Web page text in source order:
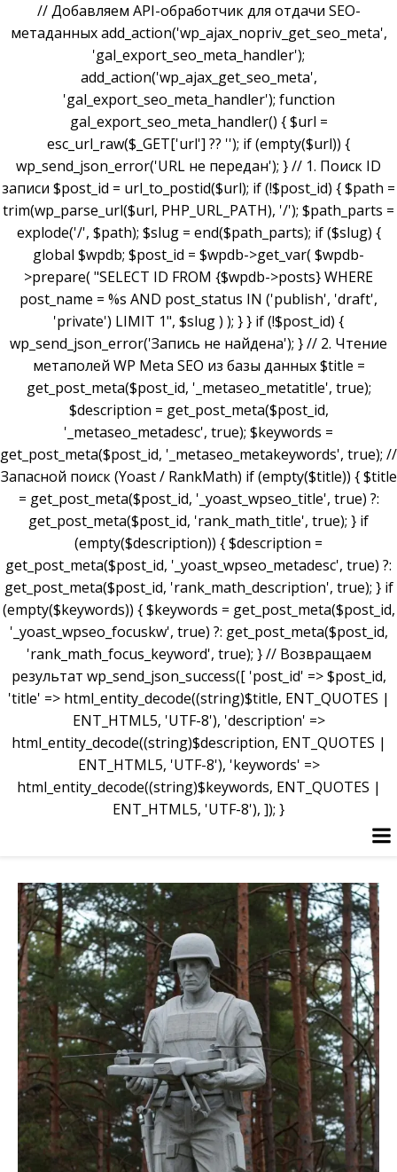
// Добавляем API-обработчик для отдачи SEO-
метаданных add_action('wp_ajax_nopriv_get_seo_meta',
'gal_export_seo_meta_handler');
add_action('wp_ajax_get_seo_meta',
'gal_export_seo_meta_handler'); function
gal_export_seo_meta_handler() { $url =
esc_url_raw($_GET['url'] ?? ''); if (empty($url)) {
wp_send_json_error('URL не передан'); } // 1. Поиск ID
записи $post_id = url_to_postid($url); if (!$post_id) { $path =
trim(wp_parse_url($url, PHP_URL_PATH), '/'); $path_parts =
explode('/', $path); $slug = end($path_parts); if ($slug) {
global $wpdb; $post_id = $wpdb->get_var( $wpdb-
>prepare( "SELECT ID FROM {$wpdb->posts} WHERE
post_name = %s AND post_status IN ('publish', 'draft',
'private') LIMIT 1", $slug ) ); } } if (!$post_id) {
wp_send_json_error('Запись не найдена'); } // 2. Чтение
метаполей WP Meta SEO из базы данных $title =
get_post_meta($post_id, '_metaseo_metatitle', true);
$description = get_post_meta($post_id,
'_metaseo_metadesc', true); $keywords =
get_post_meta($post_id, '_metaseo_metakeywords', true); //
Запасной поиск (Yoast / RankMath) if (empty($title)) { $title
= get_post_meta($post_id, '_yoast_wpseo_title', true) ?:
get_post_meta($post_id, 'rank_math_title', true); } if
(empty($description)) { $description =
get_post_meta($post_id, '_yoast_wpseo_metadesc', true) ?:
get_post_meta($post_id, 'rank_math_description', true); } if
(empty($keywords)) { $keywords = get_post_meta($post_id,
'_yoast_wpseo_focuskw', true) ?: get_post_meta($post_id,
'rank_math_focus_keyword', true); } // Возвращаем
результат wp_send_json_success([ 'post_id' => $post_id,
'title' => html_entity_decode((string)$title, ENT_QUOTES |
ENT_HTML5, 'UTF-8'), 'description' =>
html_entity_decode((string)$description, ENT_QUOTES |
ENT_HTML5, 'UTF-8'), 'keywords' =>
html_entity_decode((string)$keywords, ENT_QUOTES |
ENT_HTML5, 'UTF-8'), ]); }